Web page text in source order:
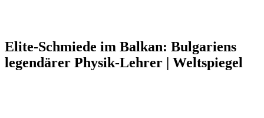
Elite-Schmiede im Balkan: Bulgariens
legendärer Physik-Lehrer | Weltspiegel